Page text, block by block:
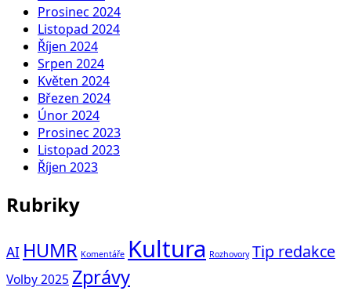
Prosinec 2024
Listopad 2024
Říjen 2024
Srpen 2024
Květen 2024
Březen 2024
Únor 2024
Prosinec 2023
Listopad 2023
Říjen 2023
Rubriky
AI HUMR Komentáře Kultura Rozhovory Tip redakce
Volby 2025 Zprávy